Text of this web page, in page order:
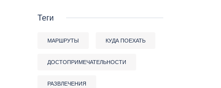
Теги
МАРШРУТЫ КУДА ПОЕХАТЬ
ДОСТОПРИМЕЧАТЕЛЬНОСТИ
РАЗВЛЕЧЕНИЯ